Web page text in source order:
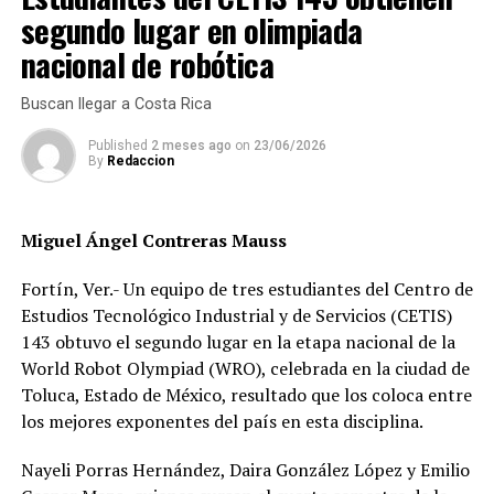
Reveló que algunas de las empresas que incurren en este
tipo de abusos son Grúas Grúmex y Grúas Raxa y señaló
que son con las que más conflictos llegan a tener en el
Valle de Perote, Xalapa y puerto de Veracruz.
Exigió a los gobiernos que haya seguridad en las
por falta de vigilancia, no tan sólo de las autoridades
“En las carreteras 180, en la 140, vamos a hablar de
Tampico a La Venta, Tabasco, de Orizaba a La Venta,
que son las principales y sus ramales donde además se
roban coches también”, manifestó.
Indicó que es la delincuencia organizada la que comete
este tipo de delitos, la que se lleva los camiones, pero
también la mercancía como abarrotes.
segundo lugar en olimpiada
nacional de robótica
Buscan llegar a Costa Rica
Published 2 meses ago on 23/06/2026
By Redaccion
Miguel Ángel Contreras Mauss
Fortín, Ver.- Un equipo de tres estudiantes del Centro de
Estudios Tecnológico Industrial y de Servicios (CETIS)
143 obtuvo el segundo lugar en la etapa nacional de la
World Robot Olympiad (WRO), celebrada en la ciudad de
Toluca, Estado de México, resultado que los coloca entre
los mejores exponentes del país en esta disciplina.
Nayeli Porras Hernández, Daira González López y Emilio